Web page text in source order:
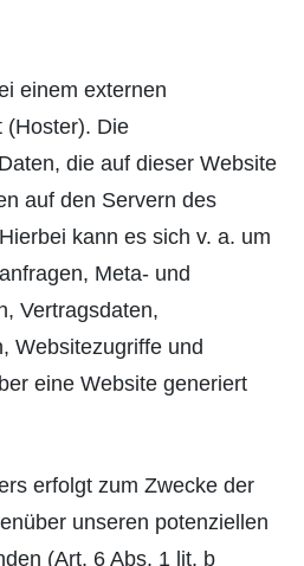
einem externen
(Hoster). Die
die auf dieser Website
auf den Servern des
kann es sich v. a. um
Meta- und
Vertragsdaten,
Websitezugriffe und
eine Website generiert
erfolgt zum Zwecke der
unseren potenziellen
(Art. 6 Abs. 1 lit. b